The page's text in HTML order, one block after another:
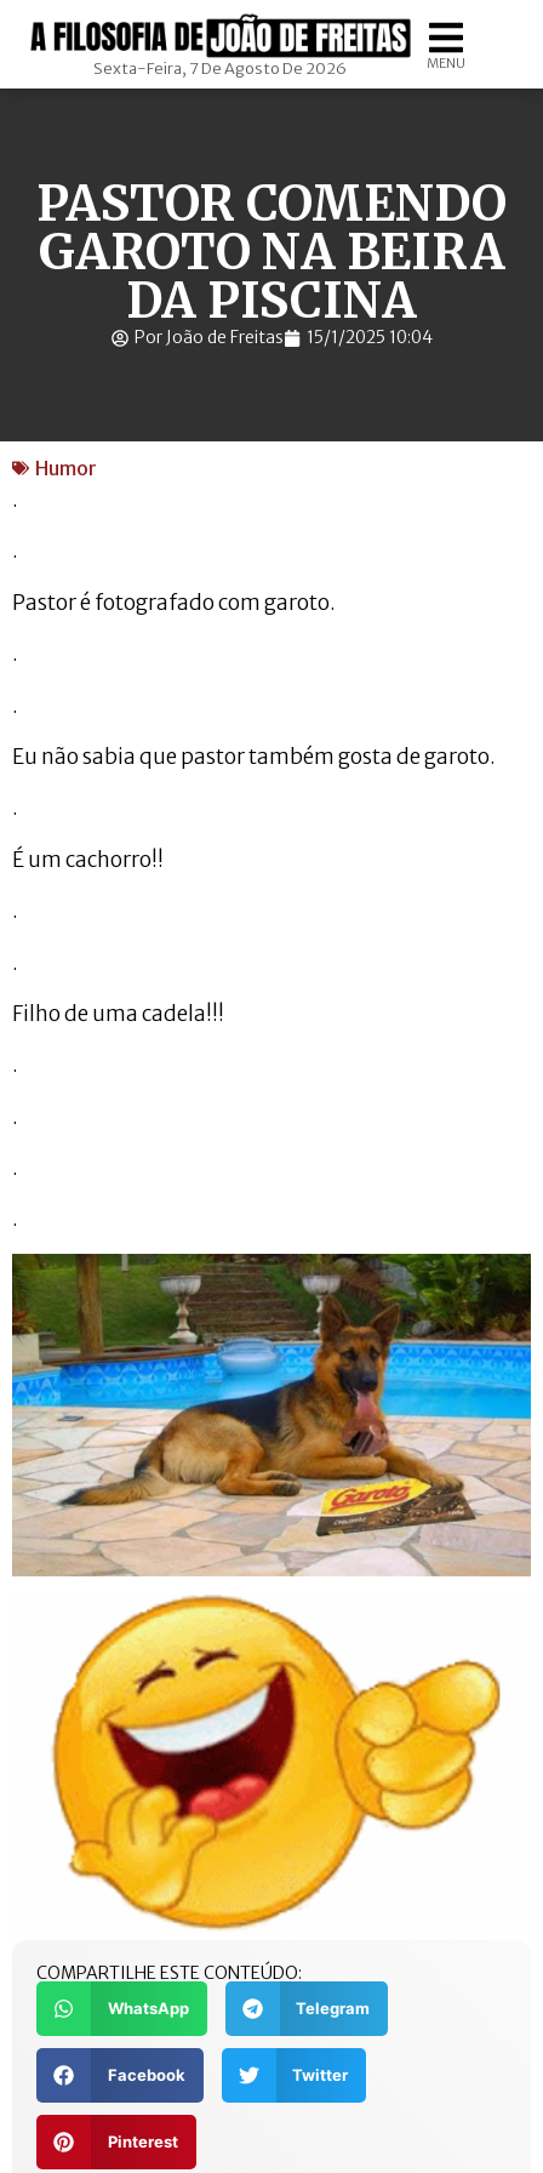
Sexta-Feira, 7 De Agosto De 2026 MENU
PASTOR COMENDO
GAROTO NA BEIRA
DA PISCINA
Por João de Freitas 15/1/2025 10:04
Humor
.
.
Pastor é fotografado com garoto.
.
.
Eu não sabia que pastor também gosta de garoto.
.
É um cachorro!!
.
.
Filho de uma cadela!!!
.
.
.
.
COMPARTILHE ESTE CONTEÚDO:
WhatsApp Telegram
Facebook Twitter
Pinterest